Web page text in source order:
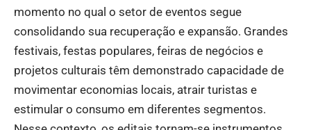
momento no qual o setor de eventos segue
consolidando sua recuperação e expansão. Grandes
festivais, festas populares, feiras de negócios e
projetos culturais têm demonstrado capacidade de
movimentar economias locais, atrair turistas e
estimular o consumo em diferentes segmentos.